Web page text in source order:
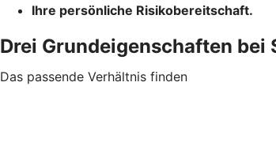
Ihre persönliche Risikobereitschaft.
Drei Grundeigenschaften bei
Das passende Verhältnis finden